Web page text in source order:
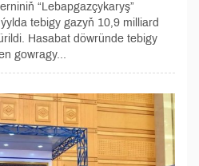
“Lebapgazçykaryş”
tebigy gazyň 10,9 milliard
Hasabat döwründe tebigy
gowragy...